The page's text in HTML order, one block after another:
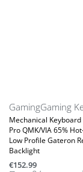
GamingGaming
Mechanical Keyboard
Pro QMK/VIA 65%
Low Profile Gateron
Backlight
€152.99